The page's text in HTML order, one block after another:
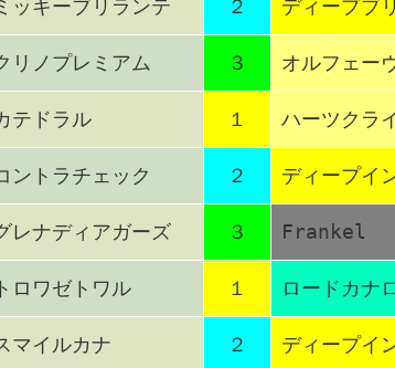
ッキーブリランテ ２ ディープブ
リノプレミアム ３ オルフェー
テドラル １ ハーツクラ
ントラチェック ２ ディープイ
レナディアガーズ ３ Frankel
トロワゼトワル １ ロードカナ
マイルカナ ２ ディープイ